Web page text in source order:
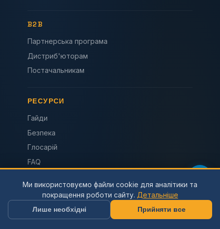
B2B
Партнерська програма
Дистриб'юторам
Постачальникам
РЕСУРСИ
Гайди
Безпека
Глосарій
FAQ
Усі завантаження
КОНТАКТИ
Ми використовуємо файли cookie для аналітики та
покращення роботи сайту. Детальніше
Лише необхідні Прийняти все